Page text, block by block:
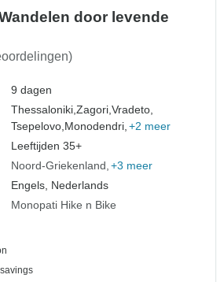
door levende
9 dagen
Thessaloniki,Zagori,Vradeto,
Tsepelovo,Monodendri, +2 meer
Leeftijden 35+
Noord-Griekenland +3 meer
Engels, Nederlands
Monopati Hike n Bike